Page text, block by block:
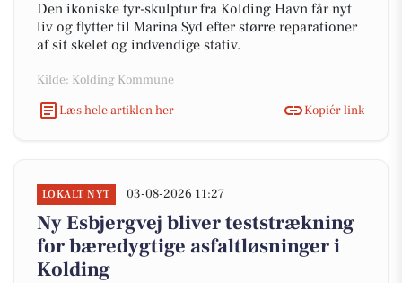
Den ikoniske tyr-skulptur fra Kolding Havn får nyt
liv og flytter til Marina Syd efter større reparationer
af sit skelet og indvendige stativ.
Kilde: Kolding Kommune
Læs hele artiklen her
Kopiér link
LOKALT NYT 03-08-2026 11:27
Ny Esbjergvej bliver teststrækning
for bæredygtige asfaltløsninger i
Kolding